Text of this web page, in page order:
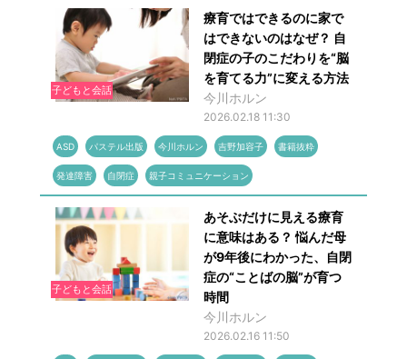
子どもと会話
療育ではできるのに家で
はできないのはなぜ？ 自
閉症の子のこだわりを“脳
を育てる力”に変える方法
今川ホルン
2026.02.18 11:30
ASD パステル出版 今川ホルン 吉野加容子 書籍抜粋
発達障害 自閉症 親子コミュニケーション
子どもと会話
あそぶだけに見える療育
に意味はある？ 悩んだ母
が9年後にわかった、自閉
症の“ことばの脳”が育つ
時間
今川ホルン
2026.02.16 11:50